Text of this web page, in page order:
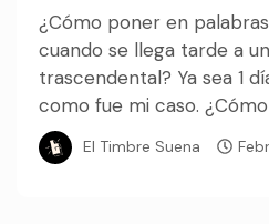
¿Cómo poner en
cuando se llega tarde a
trascendental? Ya sea 1
como fue mi caso. ¿Cómo
El Timbre Suena